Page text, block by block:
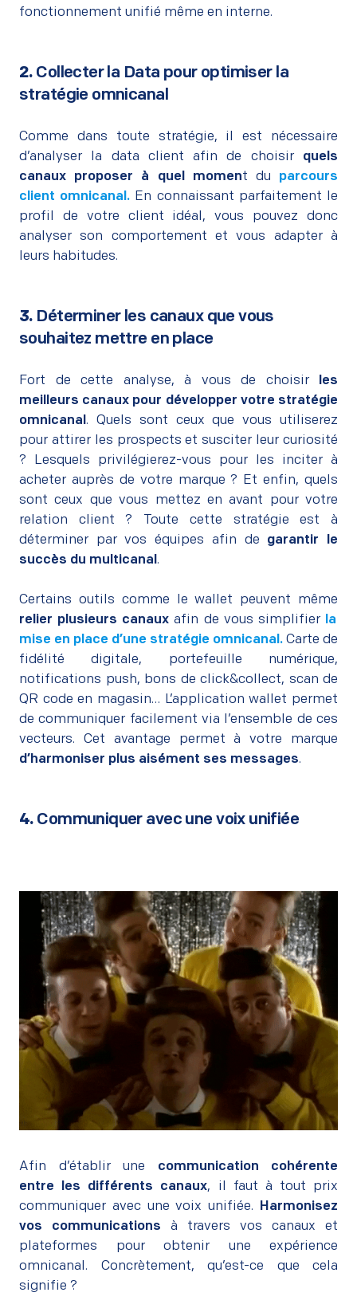
fonctionnement unifié même en interne.
2. Collecter la Data pour optimiser la
stratégie omnicanal
Comme dans toute stratégie, il est nécessaire
d’analyser la data client afin de choisir quels
canaux proposer à quel moment du parcours
client omnicanal . En connaissant parfaitement le
profil de votre client idéal, vous pouvez donc
analyser son comportement et vous adapter à
leurs habitudes.
3. Déterminer les canaux que vous
souhaitez mettre en place
Fort de cette analyse, à vous de choisir
les
meilleurs canaux pour développer votre stratégie
omnicanal . Quels sont ceux que vous utiliserez
pour attirer les prospects et susciter leur curiosité
? Lesquels privilégierez-vous pour les inciter à
acheter auprès de votre marque ? Et enfin, quels
sont ceux que vous mettez en avant pour votre
relation client ? Toute cette stratégie est à
déterminer par vos équipes afin de garantir le
succès du multicanal .
Certains outils comme le wallet peuvent même
relier plusieurs canauxafin de vous simplifier
la
mise en place d’une stratégie omnicanal . Carte de
fidélité digitale, portefeuille numérique,
notifications push, bons de click&collect, scan de
QR code en magasin… L’application wallet permet
de communiquer facilement via l’ensemble de ces
vecteurs. Cet avantage permet à votre marque
d’harmoniser plus aisément ses messages.
4. Communiquer avec une voix unifiée
Afin d’établir une communication cohérente
entre les différents canaux, il faut à tout prix
communiquer avec une voix unifiée.
Harmonisez
vos communications à travers vos canaux et
plateformes pour obtenir une expérience
omnicanal. Concrètement, qu’est-ce que cela
signifie ?